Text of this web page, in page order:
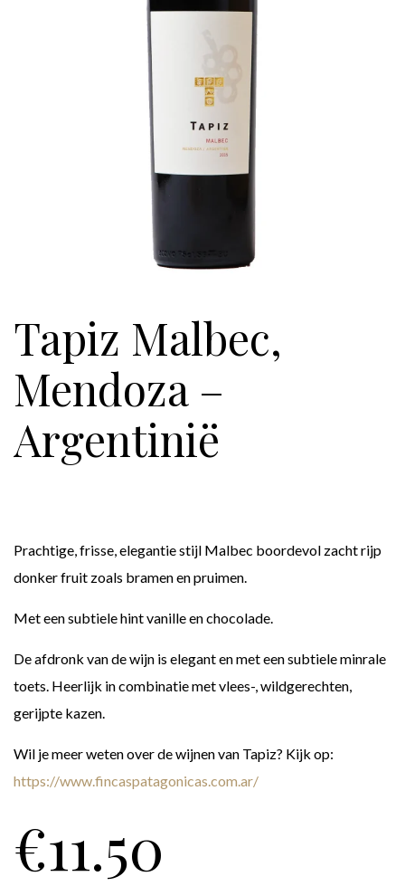
Tapiz Malbec,
Mendoza –
Argentinië
Prachtige, frisse, elegantie stijl Malbec boordevol zacht rijp
donker fruit zoals bramen en pruimen.
Met een subtiele hint vanille en chocolade.
De afdronk van de wijn is elegant en met een subtiele minrale
toets. Heerlijk in combinatie met vlees-, wildgerechten,
gerijpte kazen.
Wil je meer weten over de wijnen van Tapiz? Kijk op:
https://www.fincaspatagonicas.com.ar/
€11.50